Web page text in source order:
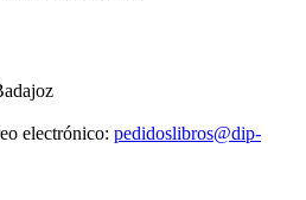
electrónico: pedidoslibros@dip-